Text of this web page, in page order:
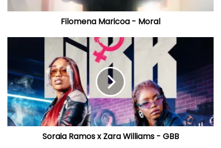
Filomena Maricoa - Moral
Zara
Williams
-
GBB
Soraia Ramos x Zara Williams - GBB